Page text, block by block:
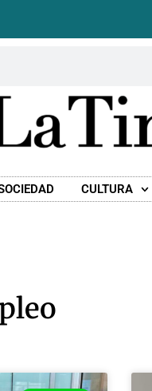
CULTURA